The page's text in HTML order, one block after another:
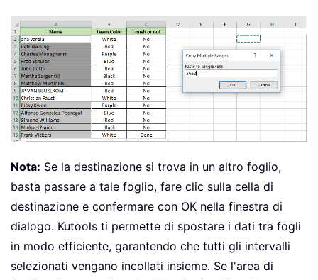
Nota: Se la destinazione si trova in un altro foglio,
basta passare a tale foglio, fare clic sulla cella di
destinazione e confermare con OK nella finestra di
dialogo. Kutools ti permette di spostare i dati tra fogli
in modo efficiente, garantendo che tutti gli intervalli
selezionati vengano incollati insieme. Se l'area di